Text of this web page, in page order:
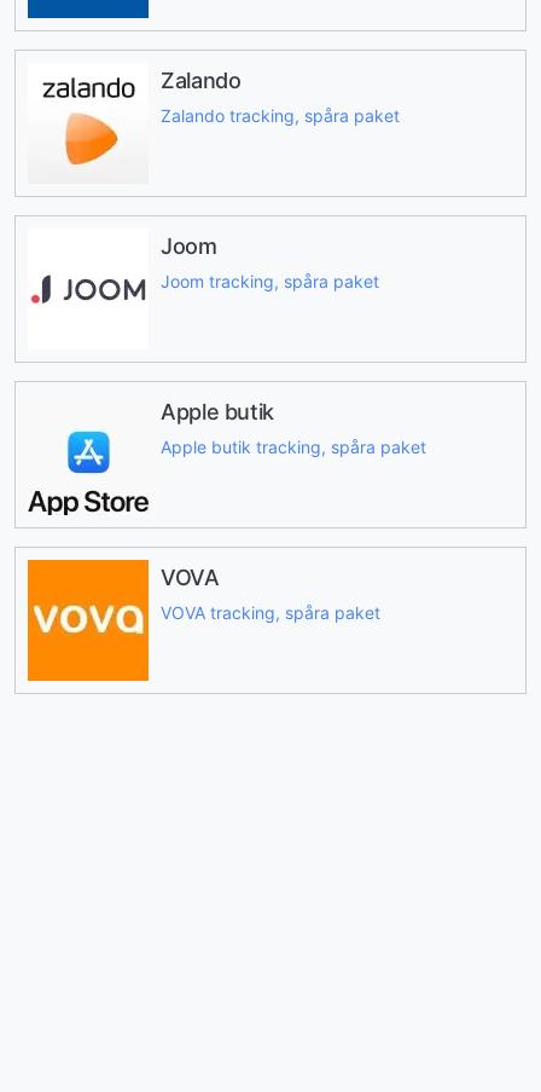
Zalando
Zalando tracking, spåra paket
Joom
Joom tracking, spåra paket
Apple butik
Apple butik tracking, spåra paket
VOVA
VOVA tracking, spåra paket